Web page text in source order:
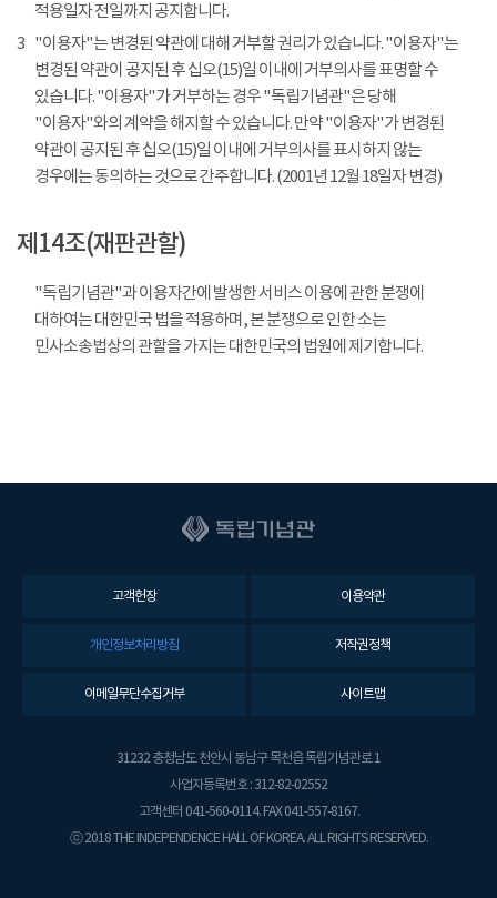
적용일자 전일까지 공지합니다.
3 "이용자"는 변경된 약관에 대해 거부할 권리가 있습니다. "이용자"는
변경된 약관이 공지된 후 십오(15)일 이내에 거부의사를 표명할 수
있습니다. "이용자"가 거부하는 경우 "독립기념관"은 당해
"이용자"와의 계약을 해지할 수 있습니다. 만약 "이용자"가 변경된
약관이 공지된 후 십오(15)일 이내에 거부의사를 표시하지 않는
경우에는 동의하는 것으로 간주합니다. (2001년 12월 18일자 변경)
제14조(재판관할)
"독립기념관"과 이용자간에 발생한 서비스 이용에 관한 분쟁에
대하여는 대한민국 법을 적용하며, 본 분쟁으로 인한 소는
민사소송법상의 관할을 가지는 대한민국의 법원에 제기합니다.
고객헌장 이용약관
개인정보처리방침 저작권정책
이메일무단수집거부 사이트맵
31232 충청남도 천안시 동남구 목천읍 독립기념관로 1
사업자등록번호 : 312-82-02552
고객센터 041-560-0114. FAX 041-557-8167.
ⓒ 2018 THE INDEPENDENCE HALL OF KOREA. ALL RIGHTS RESERVED.